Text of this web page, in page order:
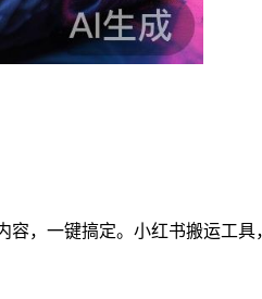
，一键搞定。小红书搬运工